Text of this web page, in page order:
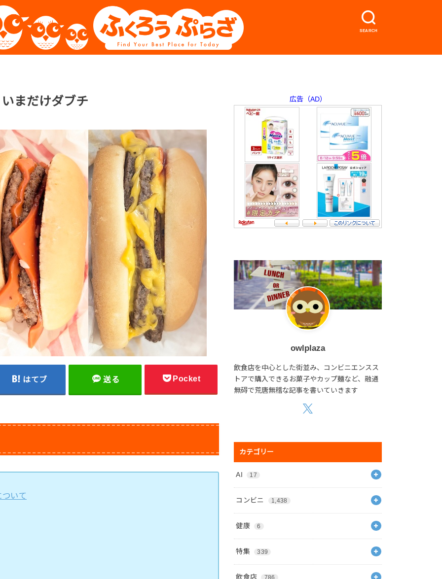
SEARCH
まだけダブチ
はてブ 送る Pocket
いて
広告（AD）
owlplaza
飲食店を中心とした街並み、コンビニエンスス
トアで購入できるお菓子やカップ麺など、融通
無碍で荒唐無稽な記事を書いていきます
カテゴリー
AI 17
コンビニ 1,438
健康 6
特集 339
飲食店